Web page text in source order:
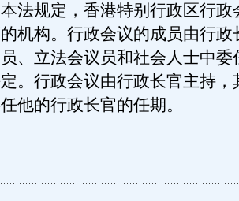
规定，香港特别行政区行政
机构。行政会议的成员由行政
、立法会议员和社会人士中委
。行政会议由行政长官主持，
他的行政长官的任期。